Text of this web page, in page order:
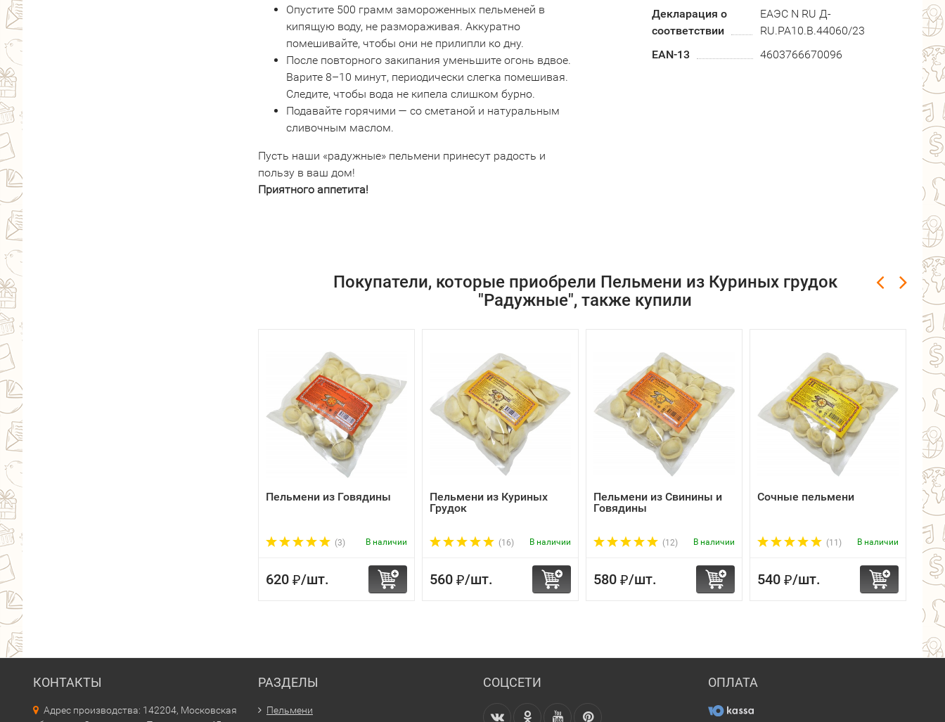
Опустите 500 грамм замороженных пельменей в
кипящую воду, не размораживая. Аккуратно
помешивайте, чтобы они не прилипли ко дну.
После повторного закипания уменьшите огонь вдвое.
Варите 8–10 минут, периодически слегка помешивая.
Следите, чтобы вода не кипела слишком бурно.
Подавайте горячими — со сметаной и натуральным
сливочным маслом.
Пусть наши «радужные» пельмени принесут радость и
пользу в ваш дом!
Приятного аппетита!
Декларация о
соответствии
ЕАЭС N RU Д-
RU.PA10.B.44060/23
EAN-13
4603766670096
Покупатели, которые приобрели Пельмени из Куриных грудок
"Радужные", также купили
Пельмени из Говядины
(3) В наличии
620 ₽/шт.
Пельмени из Куриных
Грудок
(16) В наличии
560 ₽/шт.
Пельмени из Свинины и
Говядины
(12) В наличии
580 ₽/шт.
Сочные пельмени
(11) В наличии
540 ₽/шт. 580
КОНТАКТЫ
Адрес производства: 142204, Московская
РАЗДЕЛЫ
Пельмени
СОЦСЕТИ ОПЛАТА